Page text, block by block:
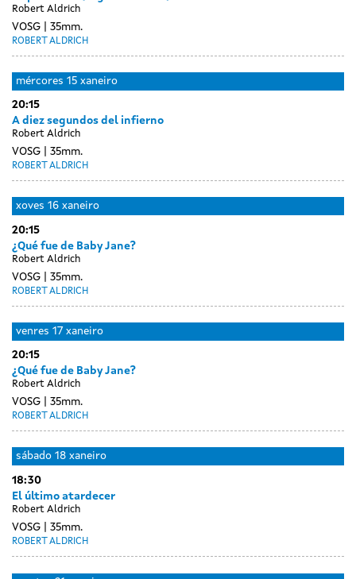
Robert Aldrich
VOSG 35mm.
ROBERT ALDRICH
mércores 15 xaneiro
20:15
A diez segundos del infierno
Robert Aldrich
VOSG 35mm.
ROBERT ALDRICH
xoves 16 xaneiro
20:15
¿Qué fue de Baby Jane?
Robert Aldrich
VOSG 35mm.
ROBERT ALDRICH
venres 17 xaneiro
20:15
¿Qué fue de Baby Jane?
Robert Aldrich
VOSG 35mm.
ROBERT ALDRICH
sábado 18 xaneiro
18:30
El último atardecer
Robert Aldrich
VOSG 35mm.
ROBERT ALDRICH